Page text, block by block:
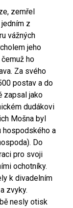
zemřel
z
vážných
jeho
ho
Za svého
postav a do
zapsal jako
dudákovi
Mošna byl
hospodského a
Do
pro svoji
ochotníky.
k divadelním
zvyky.
nesly otisk